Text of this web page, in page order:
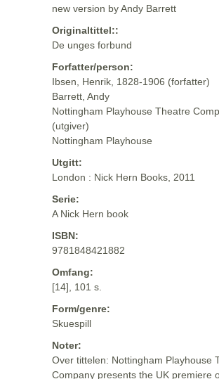
new version by Andy Barrett
Originaltittel::
De unges forbund
Forfatter/person:
Ibsen, Henrik, 1828-1906 (forfatter)
Barrett, Andy
Nottingham Playhouse Theatre
(utgiver)
Nottingham Playhouse
Utgitt:
London : Nick Hern Books, 2011
Serie:
A Nick Hern book
ISBN:
9781848421882
Omfang:
[14], 101 s.
Form/genre:
Skuespill
Noter:
Over tittelen: Nottingham Playhouse
Company presents the UK premiere